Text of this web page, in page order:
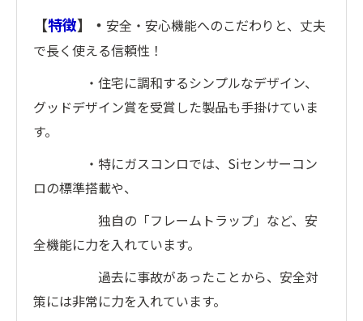
【特徴】・ 安全・安心機能へのこだわりと、丈夫
で長く使える信頼性！
・住宅に調和するシンプルなデザイン、
グッドデザイン賞を受賞した製品も手掛けていま
す。
・特にガスコンロでは、Siセンサーコン
ロの標準搭載や、
独自の「フレームトラップ」など、安
全機能に力を入れています。
過去に事故があったことから、安全対
策には非常に力を入れています。